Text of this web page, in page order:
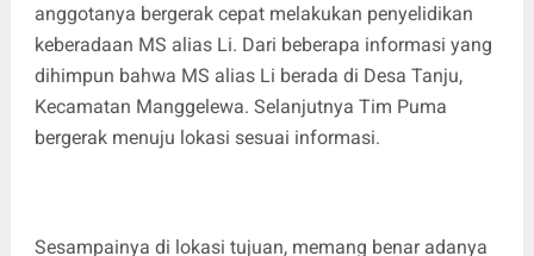
anggotanya bergerak cepat melakukan penyelidikan
keberadaan MS alias Li. Dari beberapa informasi yang
dihimpun bahwa MS alias Li berada di Desa Tanju,
Kecamatan Manggelewa. Selanjutnya Tim Puma
bergerak menuju lokasi sesuai informasi.
Sesampainya di lokasi tujuan, memang benar adanya